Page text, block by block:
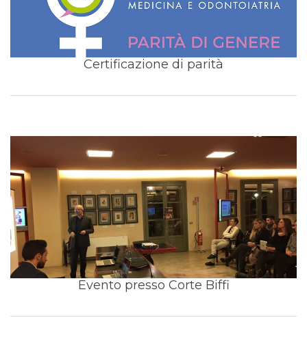
Certificazione di parità
Evento presso Corte Biffi